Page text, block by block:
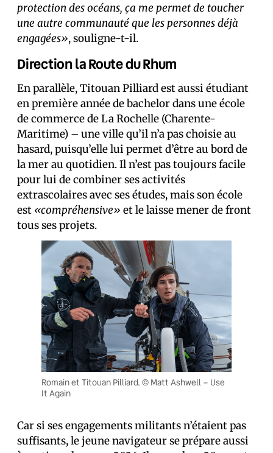
protection des océans, ça me permet de toucher
une autre communauté que les personnes déjà
engagées», souligne-t-il.
Direction la Route du Rhum
En parallèle, Titouan Pilliard est aussi étudiant
en première année de bachelor dans une école
de commerce de La Rochelle (Charente-
Maritime) – une ville qu’il n’a pas choisie au
hasard, puisqu’elle lui permet d’être au bord de
la mer au quotidien. Il n’est pas toujours facile
pour lui de combiner ses activités
extrascolaires avec ses études, mais son école
est «compréhensive» et le laisse mener de front
tous ses projets.
Romain et Titouan Pilliard. © Matt Ashwell – Use
It Again
Car si ses engagements militants n’étaient pas
suffisants, le jeune navigateur se prépare aussi